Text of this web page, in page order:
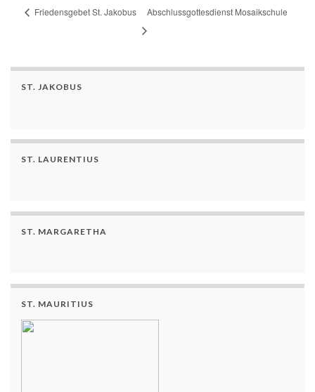
Friedensgebet St. Jakobus Abschlussgottesdienst Mosaikschule
ST. JAKOBUS
ST. LAURENTIUS
ST. MARGARETHA
ST. MAURITIUS